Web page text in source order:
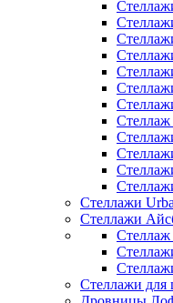
Стеллажи
Стеллажи
Стеллажи для